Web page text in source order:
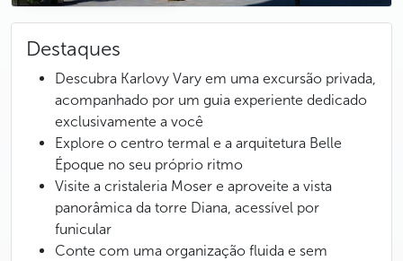
Destaques
Descubra Karlovy Vary em uma excursão privada,
acompanhado por um guia experiente dedicado
exclusivamente a você
Explore o centro termal e a arquitetura Belle
Époque no seu próprio ritmo
Visite a cristaleria Moser e aproveite a vista
panorâmica da torre Diana, acessível por
funicular
Conte com uma organização fluida e sem